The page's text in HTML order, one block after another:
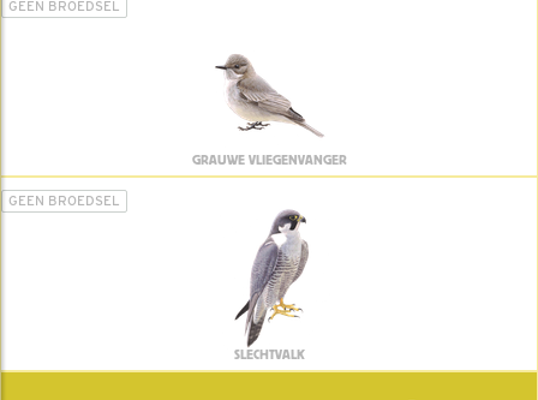
GEEN BROEDSEL
GRAUWE VLIEGENVANGER
GEEN BROEDSEL
SLECHTVALK